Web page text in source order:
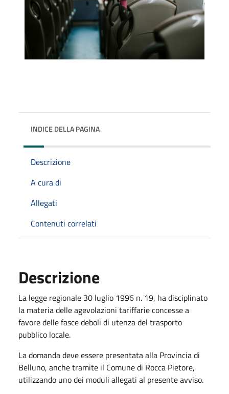
INDICE DELLA PAGINA
Descrizione
A cura di
Allegati
Contenuti correlati
Descrizione
La legge regionale 30 luglio 1996 n. 19, ha disciplinato
la materia delle agevolazioni tariffarie concesse a
favore delle fasce deboli di utenza del trasporto
pubblico locale.
La domanda deve essere presentata alla Provincia di
Belluno, anche tramite il Comune di Rocca Pietore,
utilizzando uno dei moduli allegati al presente avviso.